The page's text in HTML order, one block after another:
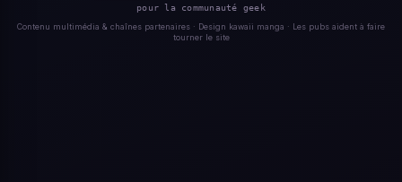
pour la communauté geek
Contenu multimédia & chaînes partenaires · Design kawaii manga · Les pubs aident à faire
tourner le site